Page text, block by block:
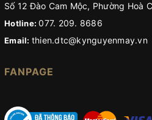
Số 12 Đào Cam Mộc, Phường Hoà
Hotline:077. 209. 8686
Email: thien.dtc@kynguyenmay.vn
FANPAGE